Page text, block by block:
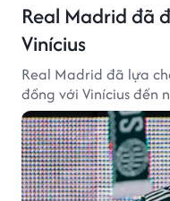
Real Madrid đã
Vinícius
Real Madrid đã lựa
đồng với Vinícius đến